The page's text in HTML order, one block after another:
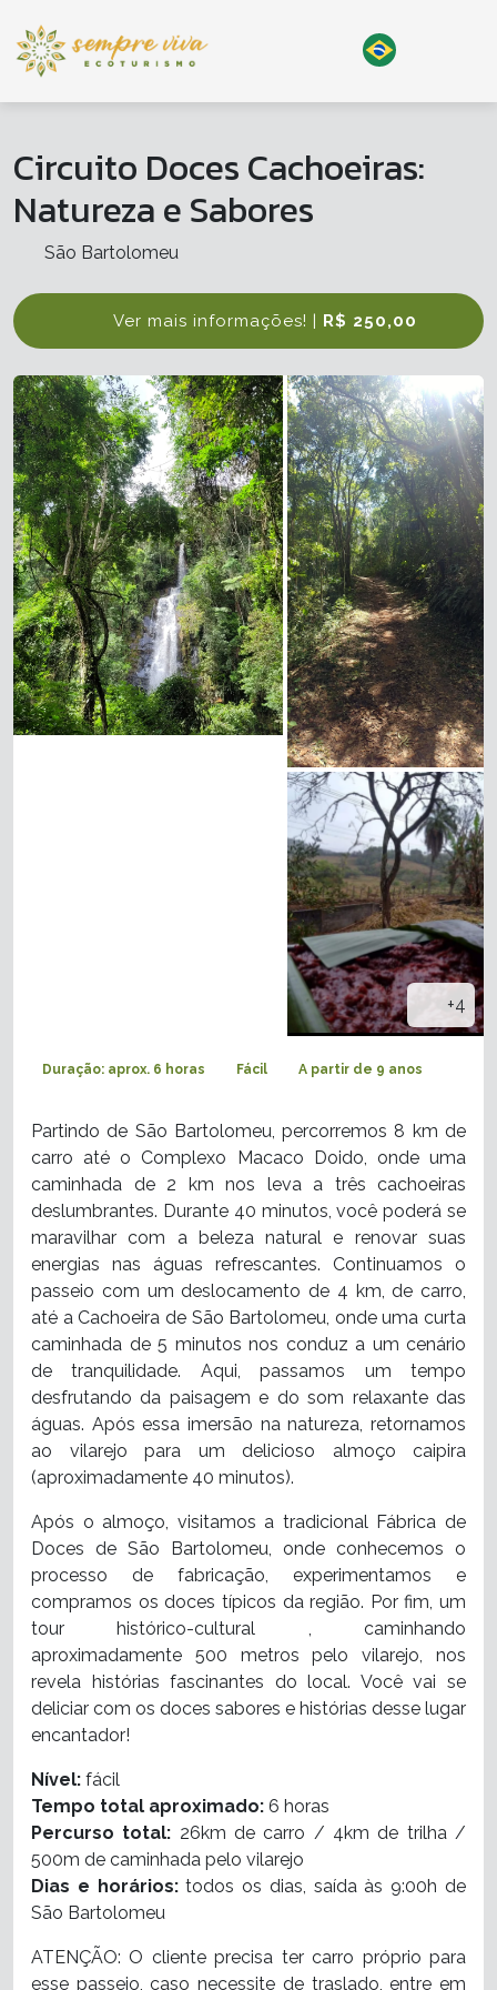
Circuito Doces Cachoeiras:
Natureza e Sabores
São Bartolomeu
Ver mais informações! | R$ 250,00
+4
Duração: aprox. 6 horas Fácil A partir de 9 anos
Partindo de São Bartolomeu, percorremos 8 km de
carro até o Complexo Macaco Doido, onde uma
caminhada de 2 km nos leva a três cachoeiras
deslumbrantes. Durante 40 minutos, você poderá se
maravilhar com a beleza natural e renovar suas
energias nas águas refrescantes. Continuamos o
passeio com um deslocamento de 4 km, de carro,
até a Cachoeira de São Bartolomeu, onde uma curta
caminhada de 5 minutos nos conduz a um cenário
de tranquilidade. Aqui, passamos um tempo
desfrutando da paisagem e do som relaxante das
águas. Após essa imersão na natureza, retornamos
ao vilarejo para um delicioso almoço caipira
(aproximadamente 40 minutos).
Após o almoço, visitamos a tradicional Fábrica de
Doces de São Bartolomeu, onde conhecemos o
processo de fabricação, experimentamos e
compramos os doces típicos da região. Por fim, um
tour histórico-cultural , caminhando
aproximadamente 500 metros pelo vilarejo, nos
revela histórias fascinantes do local. Você vai se
deliciar com os doces sabores e histórias desse lugar
encantador!
Nível: fácil
Tempo total aproximado: 6 horas
Percurso total: 26km de carro / 4km de trilha /
500m de caminhada pelo vilarejo
Dias e horários:todos os dias, saída às 9:00h de
São Bartolomeu
ATENÇÃO: O cliente precisa ter carro próprio para
esse passeio,caso necessite de traslado, entre em